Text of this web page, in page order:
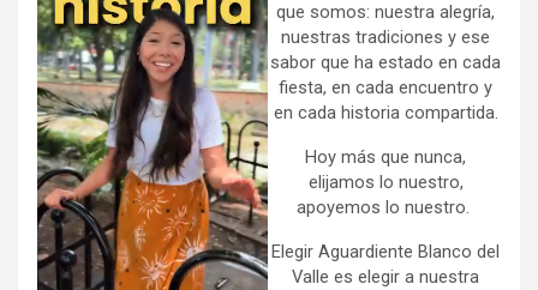
que somos: nuestra alegría,
nuestras tradiciones y ese
sabor que ha estado en cada
fiesta, en cada encuentro y
en cada historia compartida.
Hoy más que nunca,
elijamos lo nuestro,
apoyemos lo nuestro.
Elegir Aguardiente Blanco del
Valle es elegir a nuestra